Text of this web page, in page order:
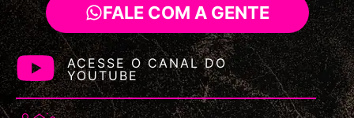
FALE COM A GENTE
ACESSE O CANAL DO
YOUTUBE